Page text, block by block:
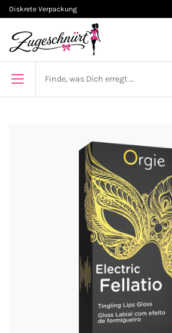
Diskrete Verpackung